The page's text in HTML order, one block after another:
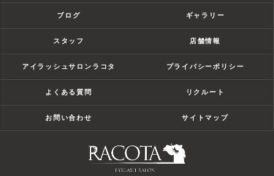
ブログ ギャラリー
スタッフ 店舗情報
アイラッシュサロンラコタ プライバシーポリシー
よくある質問 リクルート
お問い合わせ サイトマップ